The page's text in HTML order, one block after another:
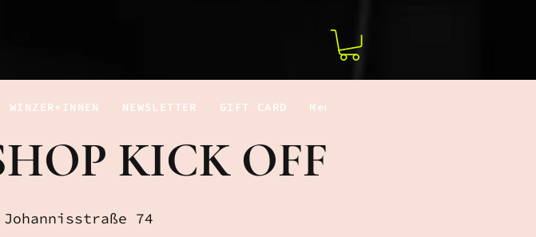
WINZER*INNEN NEWSLETTER GIFT CARD Members
KICK OFF
Johannisstraße 74